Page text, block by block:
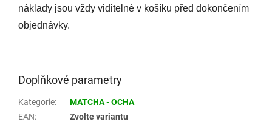
náklady jsou vždy viditelné v košíku před dokončením
objednávky.
Doplňkové parametry
Kategorie:
MATCHA - OCHA
EAN:
Zvolte variantu